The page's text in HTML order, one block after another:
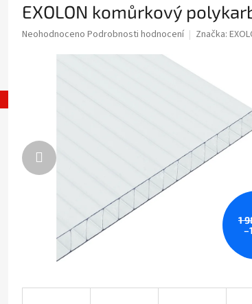
EXOLON komůrkový
Průměrné
Neohodnoceno Podrobnosti hodnocení Značka:
1